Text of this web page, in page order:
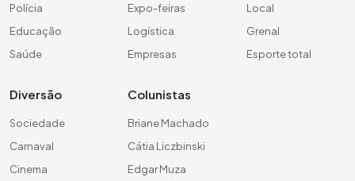
Polícia
Educação
Saúde
Expo-feiras
Logística
Empresas
Local
Grenal
Esporte total
Diversão
Sociedade
Carnaval
Cinema
Colunistas
Briane Machado
Cátia Liczbinski
Edgar Muza